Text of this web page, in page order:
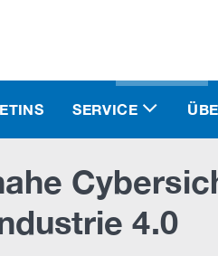
SERVICE
4.0